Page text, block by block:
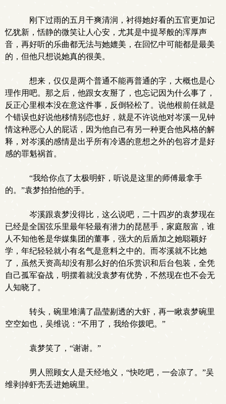
刚下过雨的五月干爽清润，衬得她好看的五官更加记
忆犹新，恬静的微笑让人心安，尤其是中提琴般的浑厚声
音，再好听的乐曲都无法与她媲美，在回忆中可能都是最美
的，但他只想说她真的很美。
想来，仅仅是两个普通不能再普通的字，大概也是心
理作用吧。那之后，他跟女友掰了，也忘记因为什么事了，
反正心里根本没在意这件事，反倒轻松了。说他根前任就是
个错误也好说他移情别恋也好，就是不许说他对岑溪一见钟
情这种恶心人的屁话，因为他自己有另一种更合他风格的解
释，对岑溪的感情是出乎所有冷遇的意想之外的包容才是好
感的罪魁祸首。
“我给你点了太极明虾，听说是这里的师傅最拿手
的。”袁梦拍拍他的手。
岑溪跟袁梦没得比，这么说吧，二十四岁的袁梦现在
已经是全国弦乐里最年轻最有潜力的琵琶手，家庭殷富，谁
人不知他爸是华媒集团的董事，强大的后盾加之她聪颖好
学，年纪轻轻就小有名气是意料之中的。而岑溪就不比她
了，虽然天资高却没有那么好的伯乐赏识和后台包装，全凭
自己孤军奋战，明摆着就没袁梦有优势，不然现在也不会无
人知晓了。
转头，碗里堆满了晶莹剔透的大虾，再一瞅袁梦碗里
空空如也，吴维说：“不用了，我给你拨吧。”
袁梦笑了，“谢谢。”
男人照顾女人是天经地义，“快吃吧，一会凉了。”吴
维剥掉虾壳丢进她碗里。